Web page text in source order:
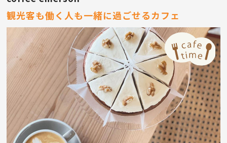
観光客も働く人も一緒に過ごせるカフェ